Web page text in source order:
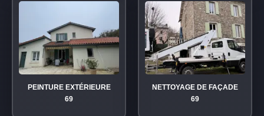
PEINTURE EXTÉRIEURE
69
NETTOYAGE DE FAÇADE
69